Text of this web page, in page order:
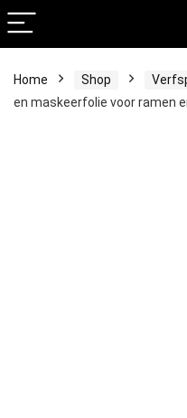
Home Shop
en maskeerfolie voor ramen